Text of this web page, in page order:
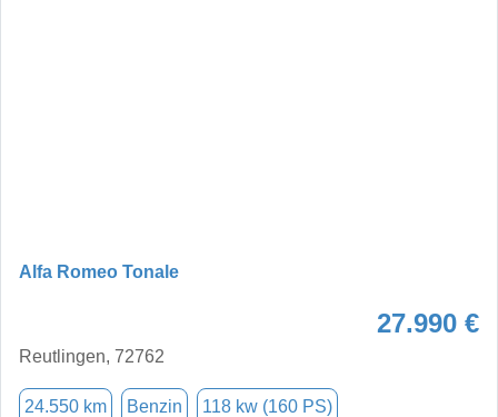
Alfa Romeo Tonale
27.990 €
Reutlingen, 72762
24.550 km Benzin 118 kw (160 PS)